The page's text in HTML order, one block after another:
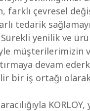
farklı çevresel
tedarik sağlamayı
yenilik ve
müşterilerimizin
devam
bir iş ortağı olarak